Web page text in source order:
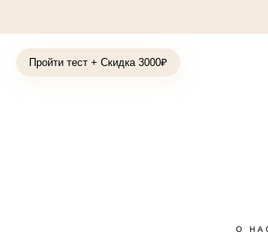
Пройти тест + Скидка 3000₽
О